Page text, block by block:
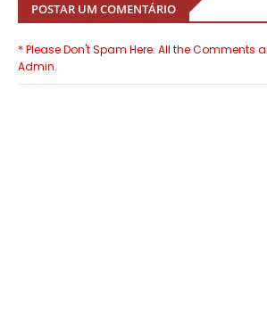
POSTAR UM COMENTÁRIO
* Please Don't Spam Here. All the Comments
Admin.